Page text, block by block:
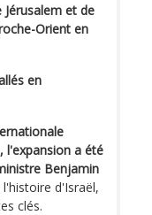
et de
Orient en
en
l'expansion a été
Benjamin
d'Israël,
clés.